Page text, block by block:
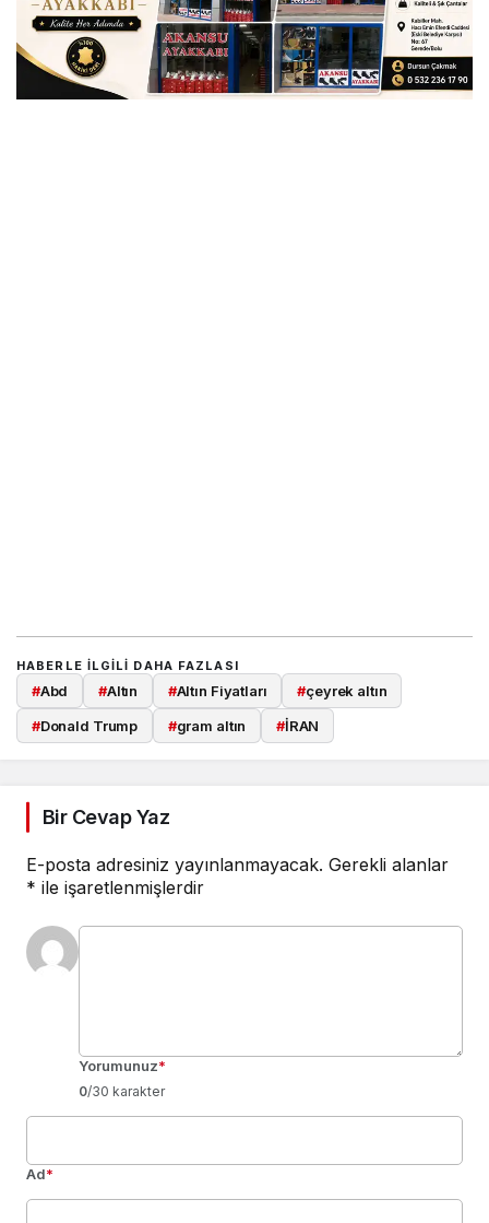
HABERLE ILGILI DAHA FAZLASI
#Abd #Altın #Altın Fiyatları #çeyrek altın
#Donald Trump #gram altın #İRAN
Bir Cevap Yaz
E-posta adresiniz yayınlanmayacak. Gerekli alanlar
* ile işaretlenmişlerdir
Yorumunuz*
0/30 karakter
Ad*